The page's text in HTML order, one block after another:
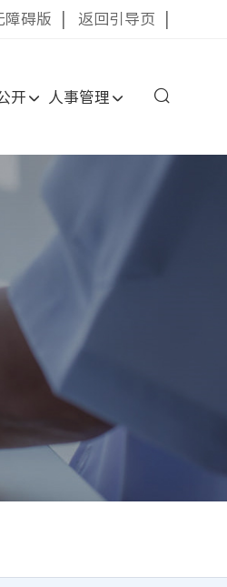
障碍版 返回引导页
开 人事管理